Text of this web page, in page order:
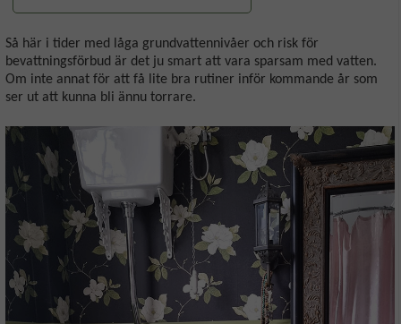
Så här i tider med låga grundvattennivåer och risk för
bevattningsförbud är det ju smart att vara sparsam med vatten.
Om inte annat för att få lite bra rutiner inför kommande år som
ser ut att kunna bli ännu torrare.